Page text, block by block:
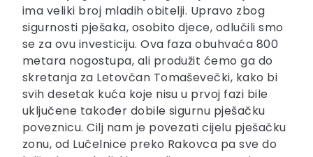
ima veliki broj mladih obitelji. Upravo zbog
sigurnosti pješaka, osobito djece, odlučili smo
se za ovu investiciju. Ova faza obuhvaća 800
metara nogostupa, ali produžit ćemo ga do
skretanja za Letovčan Tomaševečki, kako bi
svih desetak kuća koje nisu u prvoj fazi bile
uključene također dobile sigurnu pješačku
poveznicu. Cilj nam je povezati cijelu pješačku
zonu, od Lučelnice preko Rakovca pa sve do